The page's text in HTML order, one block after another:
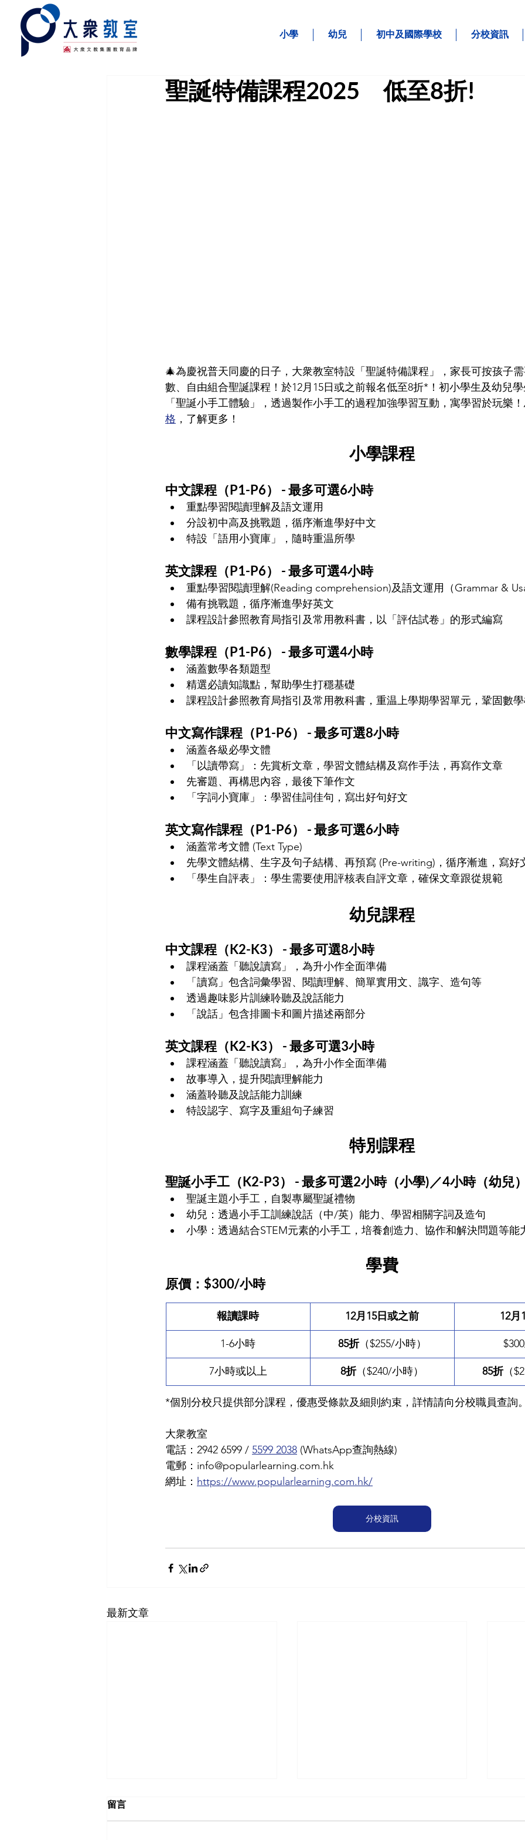
小學 幼兒 初中及國際學校 分校資訊
聖誕特備課程2025 低至8折!
🎄為慶祝普天同慶的日子，大衆教室特設「聖誕特備課程」，家長可按孩子
數、自由組合聖誕課程！於12月15日或之前報名低至8折*！初小學生及幼兒
「聖誕小手工體驗」，透過製作小手工的過程加強學習互動，寓學習於玩樂
格 ，了解更多！
小學課程
中文課程（P1-P6） - 最多可選6小時
重點學習閱讀理解及語文運用
分設初中高及挑戰題，循序漸進學好中文
特設「語用小寶庫」，隨時重温所學
英文課程（P1-P6） - 最多可選4小時
重點學習閱讀理解(Reading comprehension)及語文運用（Grammar &
備有挑戰題，循序漸進學好英文
課程設計參照教育局指引及常用教科書，以「評估試卷」的形式編寫
數學課程（P1-P6） - 最多可選4小時
涵蓋數學各類題型
精選必讀知識點，幫助學生打穩基礎
課程設計參照教育局指引及常用教科書，重温上學期學習單元，鞏固數
中文寫作課程（P1-P6） - 最多可選8小時
涵蓋各級必學文體
「以讀帶寫」：先賞析文章，學習文體結構及寫作手法，再寫作文章
先審題、再構思內容，最後下筆作文
「字詞小寶庫」：學習佳詞佳句，寫出好句好文
英文寫作課程（P1-P6） - 最多可選6小時
涵蓋常考文體 (Text Type)
先學文體結構、生字及句子結構、再預寫 (Pre-writing)，循序漸進，寫好
「學生自評表」：學生需要使用評核表自評文章，確保文章跟從規範
幼兒課程
中文課程（K2-K3） - 最多可選8小時
課程涵蓋「聽說讀寫」，為升小作全面準備
「讀寫」包含詞彙學習、閱讀理解、簡單實用文、識字、造句等
透過趣味影片訓練聆聽及說話能力
「說話」包含排圖卡和圖片描述兩部分
英文課程（K2-K3） - 最多可選3小時
課程涵蓋「聽說讀寫」，為升小作全面準備
故事導入，提升閱讀理解能力
涵蓋聆聽及說話能力訓練
特設認字、寫字及重組句子練習
特別課程
聖誕小手工 （K2-P3） - 最多可選2小時（小學)／4小時（幼兒
聖誕主題小手工，自製專屬聖誕禮物
幼兒：透過小手工訓練說話（中/英）能力、學習相關字詞及造句
小學：透過結合STEM元素的小手工，培養創造力、協作和解決問題等能
學費
原價：$300/小時
報讀課時 12月15日或之前 12月
1-6小時 85折（$255/小時）
7小時或以上 8折（$240/小時） 85折（
*個別分校只提供部分課程，優惠受條款及細則約束，詳情請向分校職員查詢
大衆教室
電話：2942 6599 / 5599 2038 (WhatsApp查詢熱線)
電郵：info@popularlearning.com.hk
網址： https://www.popularlearning.com.hk/
分校資訊
最新文章
留言